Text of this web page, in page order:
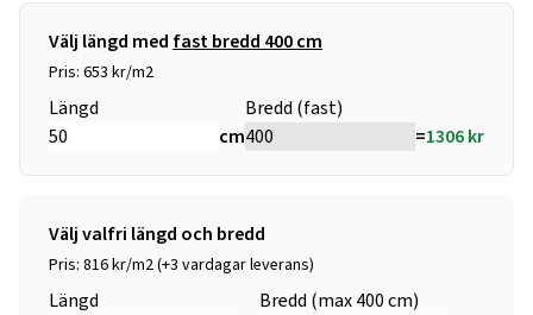
Välj längd med fast bredd 400 cm
Pris: 653 kr/m2
Längd
cm
Bredd (fast)
=1306kr
Välj valfri längd och bredd
Pris: 816 kr/m2 (+3 vardagar leverans)
Längd
Bredd (max 400 cm)